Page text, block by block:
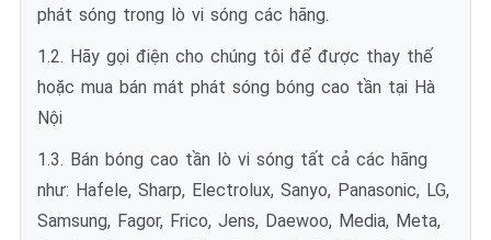
phát sóng trong lò vi sóng các hãng.
1.2. Hãy gọi điện cho chúng tôi để được thay thế
hoặc mua bán mát phát sóng bóng cao tần tại Hà
Nội
1.3. Bán bóng cao tần lò vi sóng tất cả các hãng
như: Hafele, Sharp, Electrolux, Sanyo, Panasonic, LG,
Samsung, Fagor, Frico, Jens, Daewoo, Media, Meta,